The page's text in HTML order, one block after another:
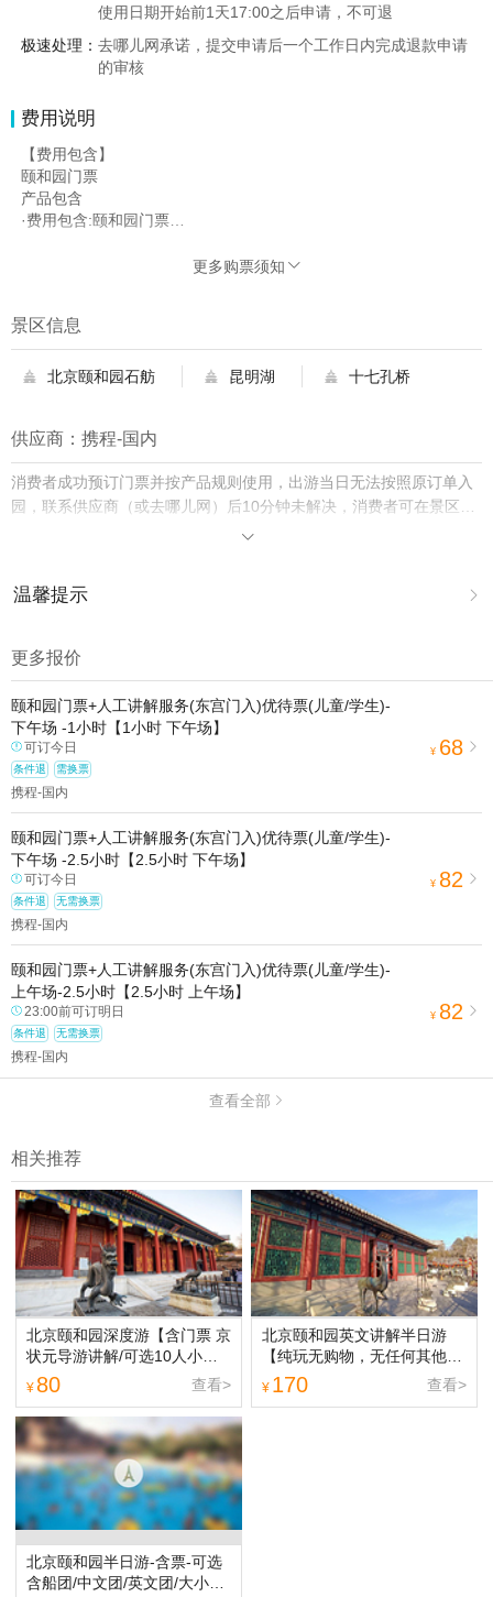
使用日期开始前1天17:00之后申请，不可退
极速处理： 去哪儿网承诺，提交申请后一个工作日内完成退款申请
的审核
费用说明
【费用包含】
颐和园门票
产品包含
·费用包含:颐和园门票
成团说明
·团队说明:拼团
讲解介绍
费用包含补充说明
含中文导游讲解一小时左右
【费用不包含】
园内小景点门票、园内龙舟、餐食及行程中未提及的其他费用。
更多购票须知 
景区信息
 北京颐和园石舫  昆明湖  十七孔桥
供应商：携程-国内
消费者成功预订门票并按产品规则使用，出游当日无法按照原订单入
园，联系供应商（或去哪儿网）后10分钟未解决，消费者可在景区购
买门市价入园并保留票根，去哪儿网将双倍赔付差价。

温馨提示 
动（如跳伞、潜水、滑雪等）前，请务必仔细阅读
2.为普及旅游安全知识及旅游文明公约，使您的旅程顺利圆满完成，
特制定《去哪儿网旅游安全手册》 ，请您认真阅读并切实遵守。
更多报价
颐和园门票+人工讲解服务(东宫门入)优待票(儿童/学生)-
下午场 -1小时【1小时 下午场】
可订今日
条件退 需换票
携程-国内
¥ 68 
颐和园门票+人工讲解服务(东宫门入)优待票(儿童/学生)-
下午场 -2.5小时【2.5小时 下午场】
可订今日
条件退 无需换票
携程-国内
¥ 82 
颐和园门票+人工讲解服务(东宫门入)优待票(儿童/学生)-
上午场-2.5小时【2.5小时 上午场】
23:00前可订明日
条件退 无需换票
携程-国内
¥ 82 
查看全部 
相关推荐
北京颐和园深度游【含门票 京
状元导游讲解/可选10人小
团】【[精选经典线路]散客
团/10人团/20人团/研学团/含
游船可选】
¥ 80 查看>
北京颐和园英文讲解半日游
【纯玩无购物，无任何其他隐
形消费，全程佩戴无线耳麦，
品牌导游精讲，还可以选择上
¥ 170 查看>
北京颐和园半日游-含票-可选
含船团/中文团/英文团/大小团